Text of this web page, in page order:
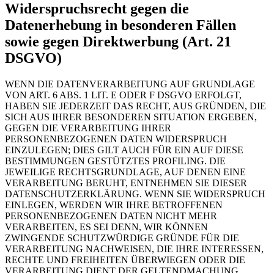
Widerspruchsrecht gegen die
Datenerhebung in besonderen Fällen
sowie gegen Direktwerbung (Art. 21
DSGVO)
WENN DIE DATENVERARBEITUNG AUF GRUNDLAGE
VON ART. 6 ABS. 1 LIT. E ODER F DSGVO ERFOLGT,
HABEN SIE JEDERZEIT DAS RECHT, AUS GRÜNDEN, DIE
SICH AUS IHRER BESONDEREN SITUATION ERGEBEN,
GEGEN DIE VERARBEITUNG IHRER
PERSONENBEZOGENEN DATEN WIDERSPRUCH
EINZULEGEN; DIES GILT AUCH FÜR EIN AUF DIESE
BESTIMMUNGEN GESTÜTZTES PROFILING. DIE
JEWEILIGE RECHTSGRUNDLAGE, AUF DENEN EINE
VERARBEITUNG BERUHT, ENTNEHMEN SIE DIESER
DATENSCHUTZERKLÄRUNG. WENN SIE WIDERSPRUCH
EINLEGEN, WERDEN WIR IHRE BETROFFENEN
PERSONENBEZOGENEN DATEN NICHT MEHR
VERARBEITEN, ES SEI DENN, WIR KÖNNEN
ZWINGENDE SCHUTZWÜRDIGE GRÜNDE FÜR DIE
VERARBEITUNG NACHWEISEN, DIE IHRE INTERESSEN,
RECHTE UND FREIHEITEN ÜBERWIEGEN ODER DIE